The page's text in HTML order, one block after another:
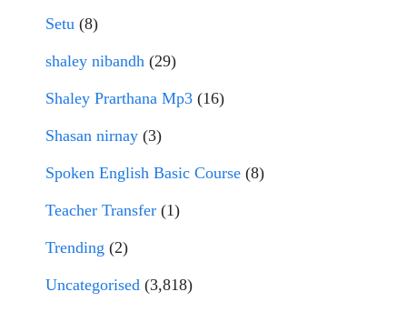
Setu (8)
shaley nibandh (29)
Shaley Prarthana Mp3 (16)
Shasan nirnay (3)
Spoken English Basic Course (8)
Teacher Transfer (1)
Trending (2)
Uncategorised (3,818)